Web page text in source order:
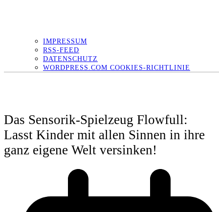
IMPRESSUM
RSS-FEED
DATENSCHUTZ
WORDPRESS.COM COOKIES-RICHTLINIE
Das Sensorik-Spielzeug Flowfull:
Lasst Kinder mit allen Sinnen in ihre
ganz eigene Welt versinken!